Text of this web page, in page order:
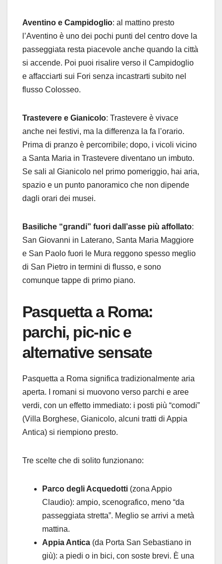
Aventino e Campidoglio: al mattino presto
l’Aventino è uno dei pochi punti del centro dove la
passeggiata resta piacevole anche quando la città
si accende. Poi puoi risalire verso il Campidoglio
e affacciarti sui Fori senza incastrarti subito nel
flusso Colosseo.
Trastevere e Gianicolo: Trastevere è vivace
anche nei festivi, ma la differenza la fa l’orario.
Prima di pranzo è percorribile; dopo, i vicoli vicino
a Santa Maria in Trastevere diventano un imbuto.
Se sali al Gianicolo nel primo pomeriggio, hai aria,
spazio e un punto panoramico che non dipende
dagli orari dei musei.
Basiliche “grandi” fuori dall’asse più affollato:
San Giovanni in Laterano, Santa Maria Maggiore
e San Paolo fuori le Mura reggono spesso meglio
di San Pietro in termini di flusso, e sono
comunque tappe di primo piano.
Pasquetta a Roma:
parchi, pic-nic e
alternative sensate
Pasquetta a Roma significa tradizionalmente aria
aperta. I romani si muovono verso parchi e aree
verdi, con un effetto immediato: i posti più “comodi”
(Villa Borghese, Gianicolo, alcuni tratti di Appia
Antica) si riempiono presto.
Tre scelte che di solito funzionano:
Parco degli Acquedotti (zona Appio
Claudio): ampio, scenografico, meno “da
passeggiata stretta”. Meglio se arrivi a metà
mattina.
Appia Antica (da Porta San Sebastiano in
giù): a piedi o in bici, con soste brevi. È una